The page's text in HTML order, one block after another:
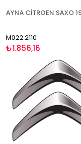
M022.2110
₺1.856,16